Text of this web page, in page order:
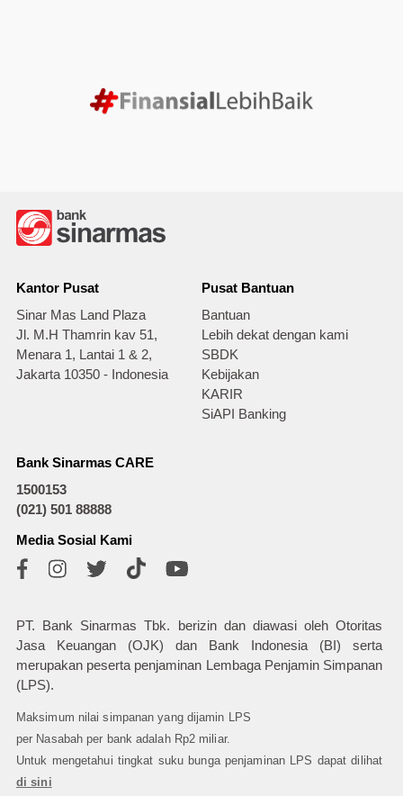
Kantor Pusat
Sinar Mas Land Plaza
Jl. M.H Thamrin kav 51,
Menara 1, Lantai 1 & 2,
Jakarta 10350 - Indonesia
Pusat Bantuan
Bantuan
Lebih dekat dengan kami
SBDK
Kebijakan
KARIR
SiAPI Banking
Bank Sinarmas CARE
1500153
(021) 501 88888
Media Sosial Kami
PT. Bank Sinarmas Tbk. berizin dan diawasi oleh Otoritas
Jasa Keuangan (OJK) dan Bank Indonesia (BI) serta
merupakan peserta penjaminan Lembaga Penjamin Simpanan
(LPS).
Maksimum nilai simpanan yang dijamin LPS
per Nasabah per bank adalah Rp2 miliar.
Untuk mengetahui tingkat suku bunga penjaminan LPS dapat dilihat
di sini